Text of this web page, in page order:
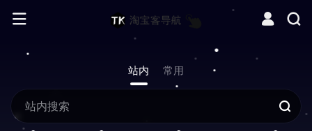
站内 常用